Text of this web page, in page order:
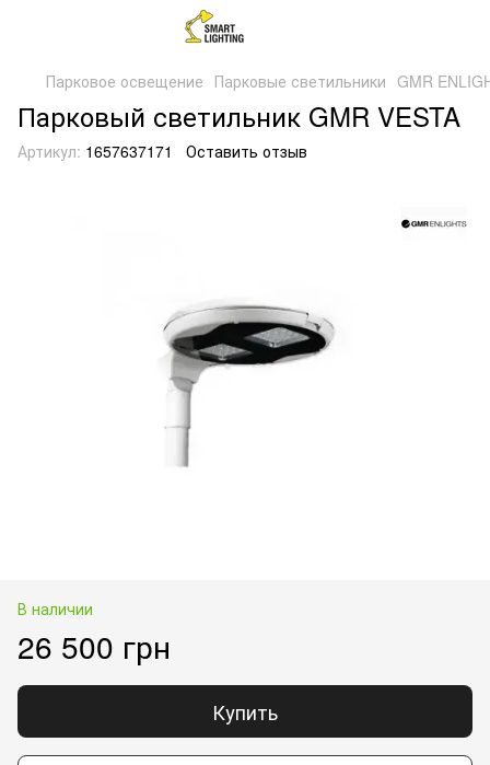
Парковое освещение Парковые светильники GMR
Парковый светильник GMR VESTA
Артикул: 1657637171 Оставить отзыв
В наличии
26 500 грн
Купить